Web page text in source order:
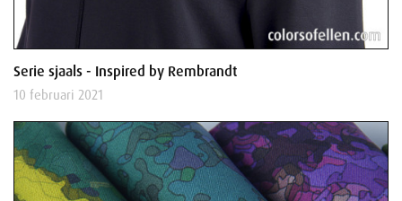
Serie sjaals - Inspired by Rembrandt
10 februari 2021